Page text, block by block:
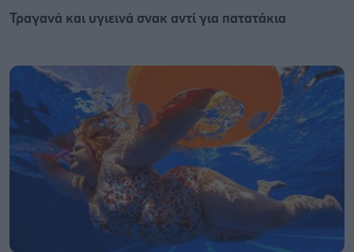
Τραγανά και υγιεινά σνακ αντί για πατατάκια